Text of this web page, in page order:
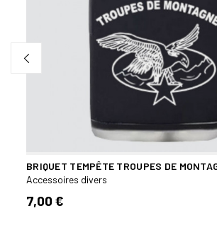
BRIQUET TEMPÊTE TROUPES DE
Accessoires divers
7,00 €